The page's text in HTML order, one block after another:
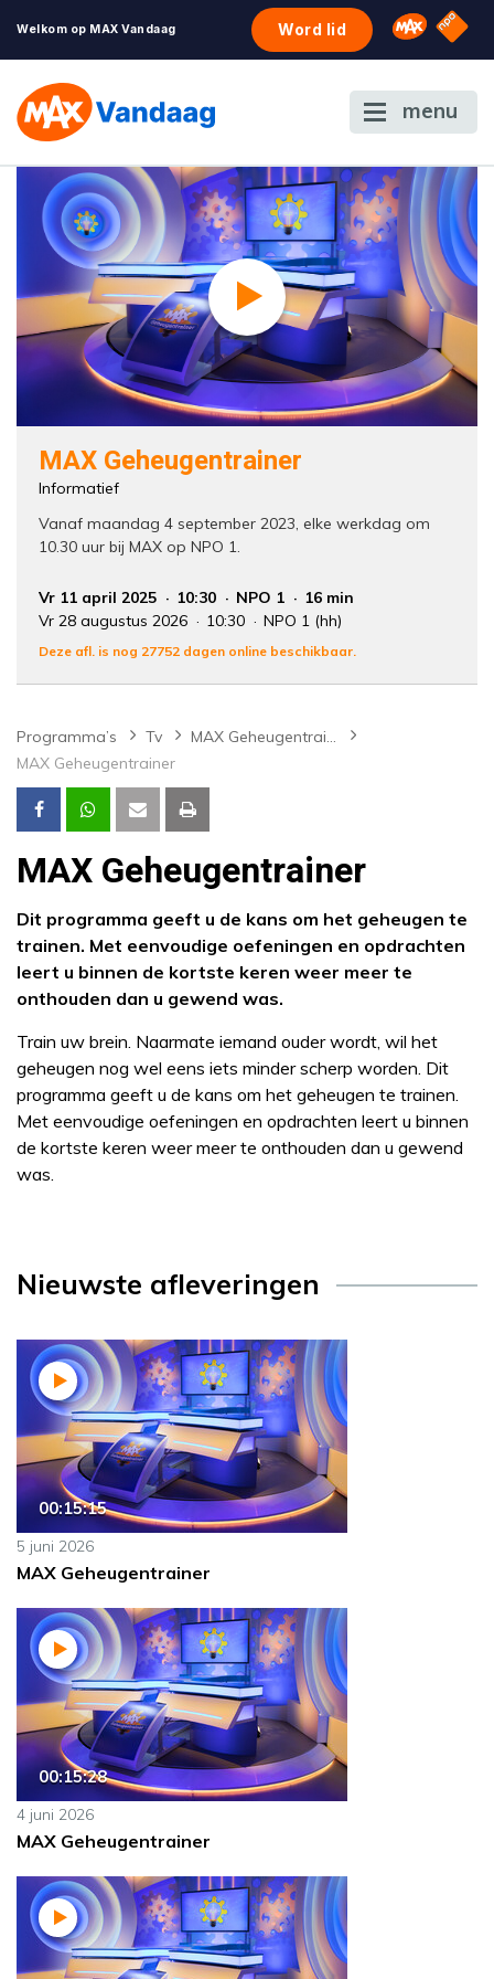
Welkom op MAX Vandaag Word lid Omroep
NPO
menu
MAX Geheugentrainer
Informatief
Vanaf maandag 4 september 2023, elke werkdag om
10.30 uur bij MAX op NPO 1.
Vr 11 april 2025 10:30 NPO 1
16 min
Vr 28 augustus 2026
10:30 NPO 1 (hh)
Deze afl. is nog 27752 dagen online beschikbaar.
Programma’s Tv
MAX Geheugentrainer
MAX Geheugentrainer
MAX Geheugentrainer
Dit programma geeft u de kans om het geheugen te
trainen. Met eenvoudige oefeningen en opdrachten
leert u binnen de kortste keren weer meer te
onthouden dan u gewend was.
Train uw brein. Naarmate iemand ouder wordt, wil het
geheugen nog wel eens iets minder scherp worden. Dit
programma geeft u de kans om het geheugen te trainen.
Met eenvoudige oefeningen en opdrachten leert u binnen
de kortste keren weer meer te onthouden dan u gewend
was.
Nieuwste afleveringen
00:15:15
5 juni 2026
MAX Geheugentrainer
00:15:28
4 juni 2026
MAX Geheugentrainer